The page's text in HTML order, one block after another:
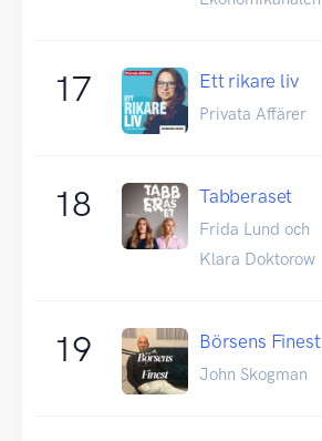
17 Ett rikare liv
Privata Affärer
18 Tabberaset
Frida Lund och
Klara Doktorow
19 Börsens Finest
John Skogman